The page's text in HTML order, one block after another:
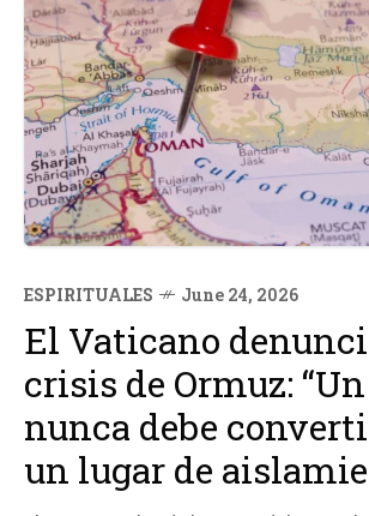
ESPIRITUALES June 24, 2026
El Vaticano
crisis de Ormuz:
nunca debe
un lugar de